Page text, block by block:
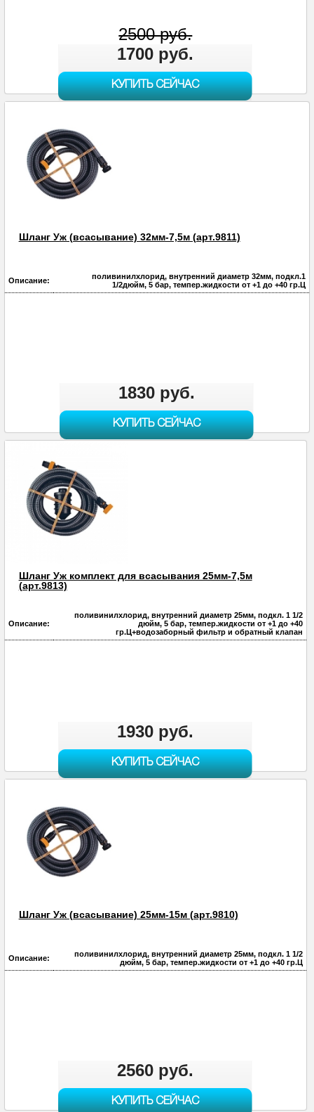
2500 руб.
1700 руб.
КУПИТЬ СЕЙЧАС
Шланг Уж (всасывание) 32мм-7,5м (арт.9811)
Описание:
поливинилхлорид, внутренний диаметр 32мм, подкл.1
1/2дюйм, 5 бар, темпер.жидкости от +1 до +40 гр.Ц
1830 руб.
КУПИТЬ СЕЙЧАС
Шланг Уж комплект для всасывания 25мм-7,5м
(арт.9813)
Описание:
поливинилхлорид, внутренний диаметр 25мм, подкл. 1 1/2
дюйм, 5 бар, темпер.жидкости от +1 до +40
гр.Ц+водозаборный фильтр и обратный клапан
1930 руб.
КУПИТЬ СЕЙЧАС
Шланг Уж (всасывание) 25мм-15м (арт.9810)
Описание:
поливинилхлорид, внутренний диаметр 25мм, подкл. 1 1/2
дюйм, 5 бар, темпер.жидкости от +1 до +40 гр.Ц
2560 руб.
КУПИТЬ СЕЙЧАС